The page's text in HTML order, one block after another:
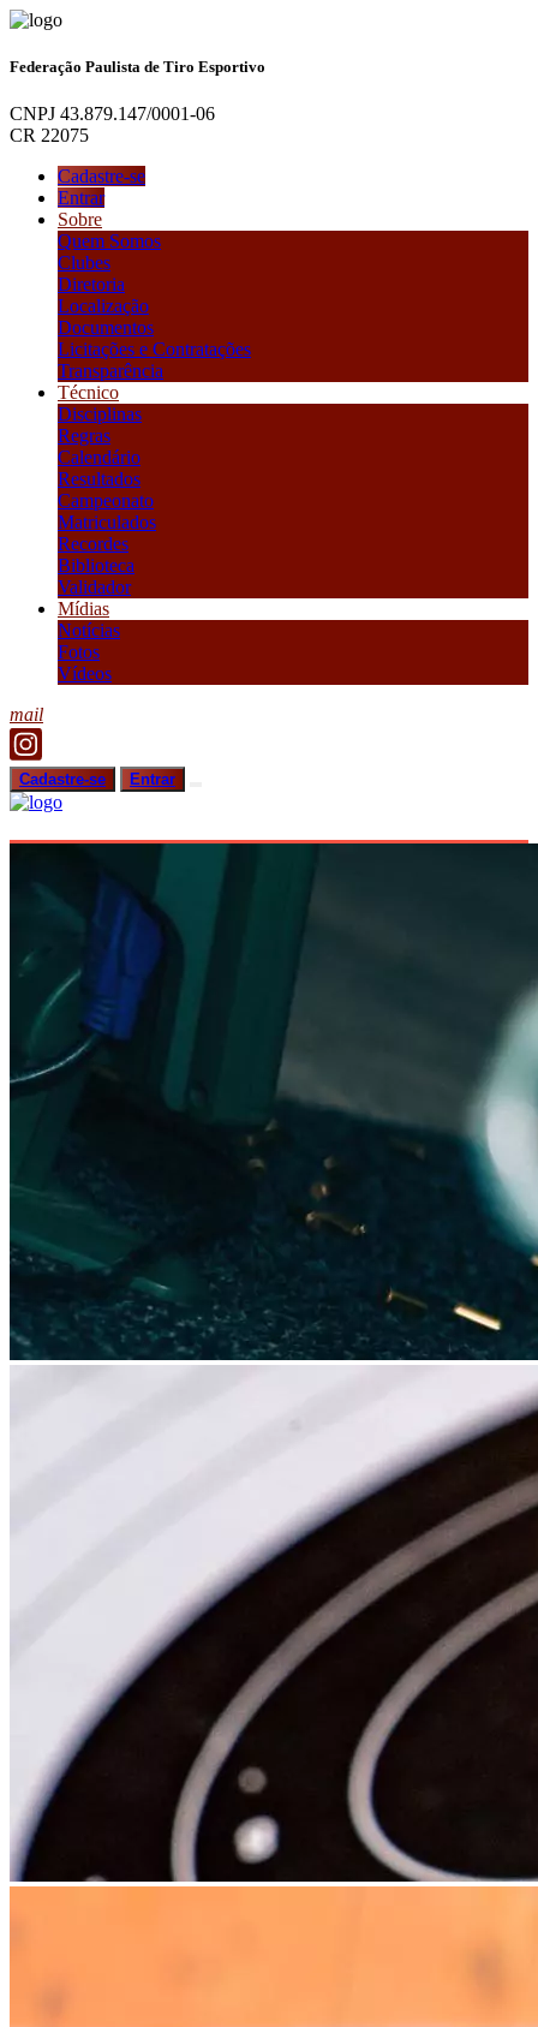
Federação Paulista de Tiro Esportivo
CNPJ 43.879.147/0001-06
CR 22075
Cadastre-se
Entrar
Sobre
Quem Somos
Clubes
Diretoria
Localização
Documentos
Licitações e Contratações
Transparência
Técnico
Disciplinas
Regras
Calendário
Resultados
Campeonato
Matriculados
Recordes
Biblioteca
Validador
Mídias
Notícias
Fotos
Vídeos
mail
Cadastre-se Entrar